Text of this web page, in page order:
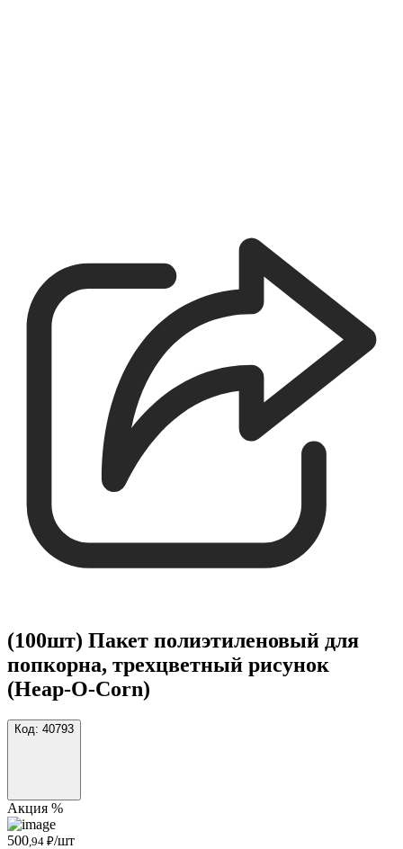
(100шт) Пакет полиэтиленовый для
попкорна, трехцветный рисунок
(Heap-O-Corn)
Код: 40793
Акция %
500 ,94 ₽/шт